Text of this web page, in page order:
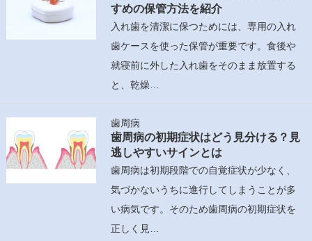
すめの保管方法を紹介
入れ歯を清潔に保つためには、専用の入れ
歯ケースを使った保管が重要です。食後や
就寝前に外した入れ歯をそのまま放置する
と、乾燥…
歯周病
歯周病の初期症状はどう見分ける？見
逃しやすいサインとは
歯周病は初期段階での自覚症状が少なく、
気づかないうちに進行してしまうことが多
い病気です。そのため歯周病の初期症状を
正しく見…